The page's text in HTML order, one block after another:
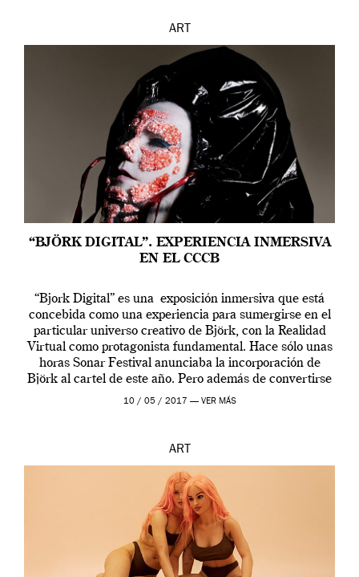
ART
“BJÖRK DIGITAL”. EXPERIENCIA INMERSIVA
EN EL CCCB
“Bjork Digital” es una exposición inmersiva que está
concebida como una experiencia para sumergirse en el
particular universo creativo de Björk, con la Realidad
Virtual como protagonista fundamental. Hace sólo unas
horas Sonar Festival anunciaba la incorporación de
Björk al cartel de este año. Pero además de convertirse
en una de las actuaciones más relevantes […]
10 / 05 / 2017 — VER MÁS
ART